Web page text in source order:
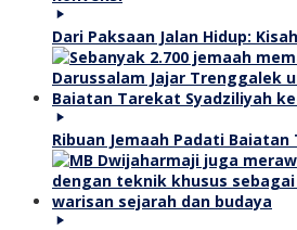
Dari Paksaan Jalan Hidup:
Ribuan Jemaah Padati